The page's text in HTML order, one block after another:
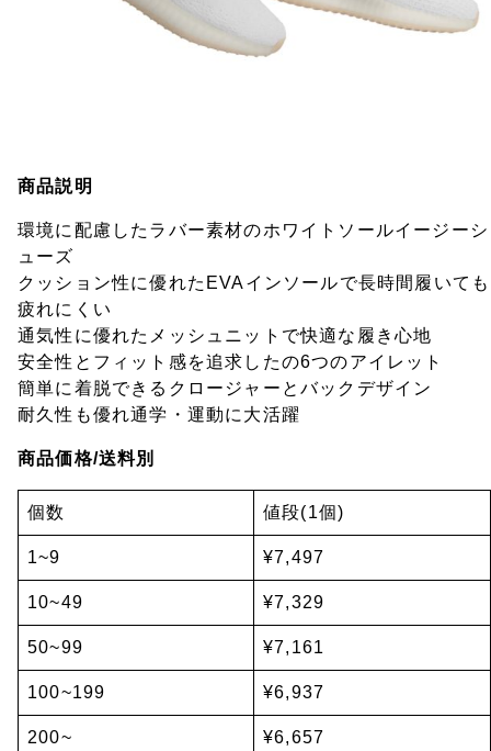
商品説明
環境に配慮したラバー素材のホワイトソールイージーシ
ューズ
クッション性に優れたEVAインソールで長時間履いても
疲れにくい
通気性に優れたメッシュニットで快適な履き心地
安全性とフィット感を追求したの6つのアイレット
簡単に着脱できるクロージャーとバックデザイン
耐久性も優れ通学・運動に大活躍
商品価格/送料別
個数 値段(1個)
1~9 ¥7,497
10~49 ¥7,329
50~99 ¥7,161
100~199 ¥6,937
200~ ¥6,657